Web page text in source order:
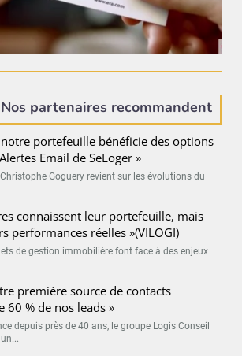
Nos partenaires recommandent
notre portefeuille bénéficie des options
Email de SeLoger »
Goguery revient sur les évolutions du
connaissent leur portefeuille, mais
performances réelles »(VILOGI)
de gestion immobilière font face à des enjeux
première source de contacts
60 % de nos leads »
depuis près de 40 ans, le groupe Logis Conseil